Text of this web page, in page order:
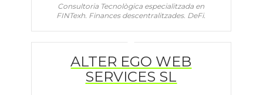
Consultoria Tecnològica especialitzada en
FINTexh. Finances descentralitzades. DeFi.
ALTER EGO WEB
SERVICES SL